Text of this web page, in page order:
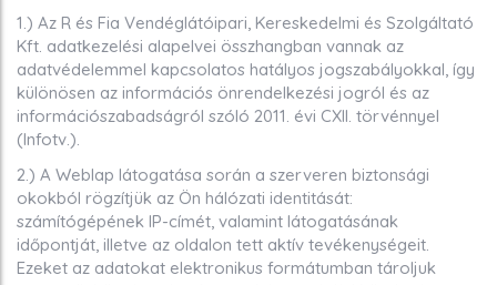
1.) Az R és Fia Vendéglátóipari, Kereskedelmi és Szolgáltató
Kft. adatkezelési alapelvei összhangban vannak az
adatvédelemmel kapcsolatos hatályos jogszabályokkal, így
különösen az információs önrendelkezési jogról és az
információszabadságról szóló 2011. évi CXII. törvénnyel
(Infotv.).
2.) A Weblap látogatása során a szerveren biztonsági
okokból rögzítjük az Ön hálózati identitását:
számítógépének IP-címét, valamint látogatásának
időpontját, illetve az oldalon tett aktív tevékenységeit.
Ezeket az adatokat elektronikus formátumban tároljuk